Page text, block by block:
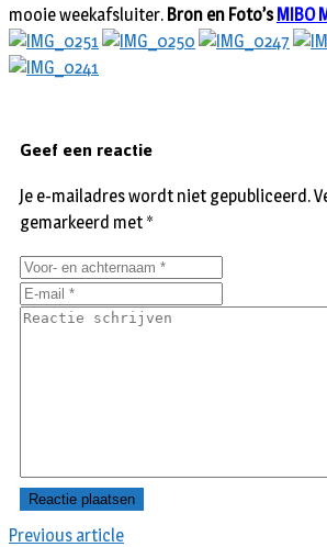
mooie weekafsluiter. Bron en Foto’sMIBO
Previous article
Geef een reactie
Je e-mailadres wordt niet gepubliceerd.
gemarkeerd met *